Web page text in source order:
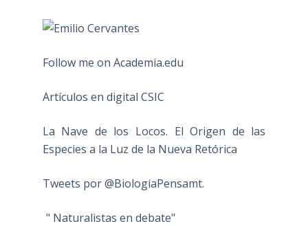
Follow me on Academia.edu
Artículos en digital CSIC
La Nave de los Locos. El Origen de las
Especies a la Luz de la Nueva Retórica
Tweets por @BiologiaPensamt.
" Naturalistas en debate"